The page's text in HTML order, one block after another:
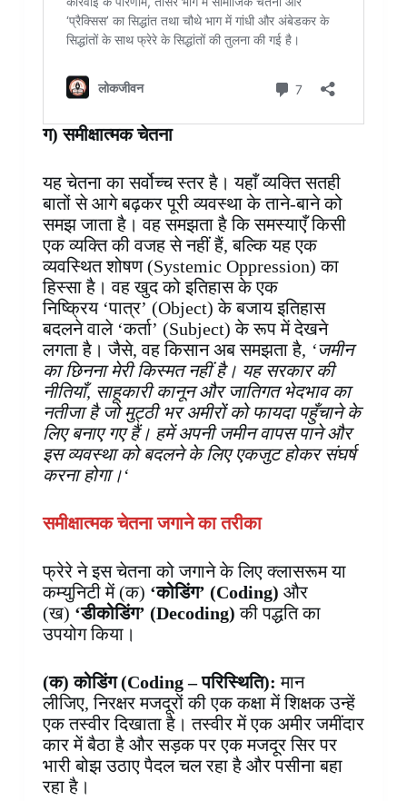
ग) समीक्षात्मक चेतना
यह चेतना का सर्वोच्च स्तर है। यहाँ व्यक्ति सतही
बातों से आगे बढ़कर पूरी व्यवस्था के ताने-बाने को
समझ जाता है। वह समझता है कि समस्याएँ किसी
एक व्यक्ति की वजह से नहीं हैं, बल्कि यह एक
व्यवस्थित शोषण (Systemic Oppression) का
हिस्सा है। वह खुद को इतिहास के एक
निष्क्रिय ‘पात्र’ (Object) के बजाय इतिहास
बदलने वाले ‘कर्ता’ (Subject) के रूप में देखने
लगता है। जैसे, वह किसान अब समझता है, ‘जमीन
का छिनना मेरी किस्मत नहीं है। यह सरकार की
नीतियाँ, साहूकारी कानून और जातिगत भेदभाव का
नतीजा है जो मुट्ठी भर अमीरों को फायदा पहुँचाने के
लिए बनाए गए हैं। हमें अपनी जमीन वापस पाने और
इस व्यवस्था को बदलने के लिए एकजुट होकर संघर्ष
करना होगा।‘
समीक्षात्मक चेतना जगाने का तरीका
फ्रेरे ने इस चेतना को जगाने के लिए क्लासरूम या
कम्युनिटी में (क) ‘कोडिंग’ (Coding) और
(ख) ‘डीकोडिंग’ (Decoding) की पद्धति का
उपयोग किया।
(क) कोडिंग (Coding– परिस्थिति): मान
लीजिए, निरक्षर मजदूरों की एक कक्षा में शिक्षक उन्हें
एक तस्वीर दिखाता है। तस्वीर में एक अमीर जमींदार
कार में बैठा है और सड़क पर एक मजदूर सिर पर
भारी बोझ उठाए पैदल चल रहा है और पसीना बहा
रहा है।